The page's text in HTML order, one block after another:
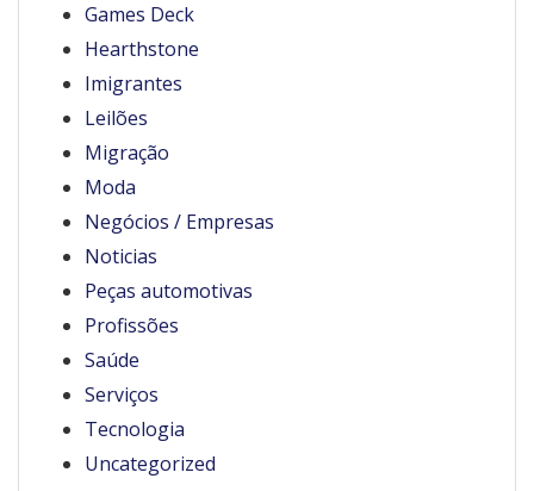
Games Deck
Hearthstone
Imigrantes
Leilões
Migração
Moda
Negócios / Empresas
Noticias
Peças automotivas
Profissões
Saúde
Serviços
Tecnologia
Uncategorized